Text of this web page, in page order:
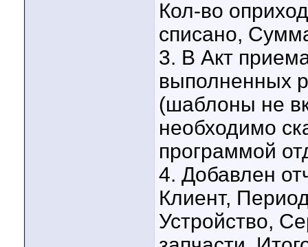
Кол-во
списано,
3. В Акт
выполненных
(шаблоны не
необходимо
программой
4. Добавлен
Клиент,
Устройство,